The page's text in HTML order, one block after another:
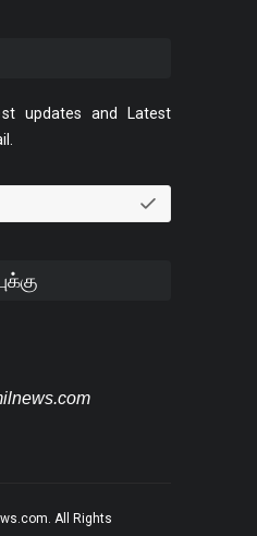
updates and Latest
. All Rights